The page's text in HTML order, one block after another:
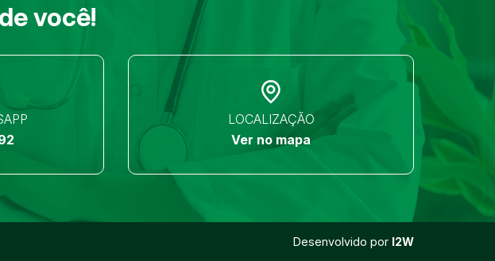
você!
LOCALIZAÇÃO
Ver no mapa
Desenvolvido por I2W